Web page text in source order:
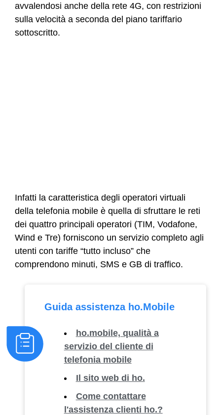
avvalendosi anche della rete 4G, con restrizioni
sulla velocità a seconda del piano tariffario
sottoscritto.
Infatti la caratteristica degli operatori virtuali
della telefonia mobile è quella di sfruttare le reti
dei quattro principali operatori (TIM, Vodafone,
Wind e Tre) forniscono un servizio completo agli
utenti con tariffe “tutto incluso” che
comprendono minuti, SMS e GB di traffico.
Guida assistenza ho.Mobile
ho.mobile, qualità a
servizio del cliente di
telefonia mobile
Il sito web di ho.
Come contattare
l'assistenza clienti ho.?